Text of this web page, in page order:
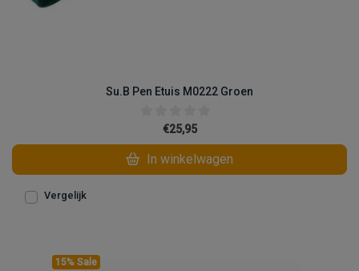
Su.B Pen Etuis M0222 Groen
€25,95
In winkelwagen
Vergelijk
15% Sale